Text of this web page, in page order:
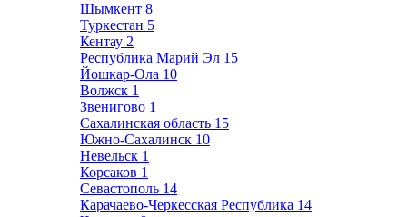
Шымкент 8
Туркестан 5
Кентау 2
Республика Марий Эл 15
Йошкар-Ола 10
Волжск 1
Звенигово 1
Сахалинская область 15
Южно-Сахалинск 10
Невельск 1
Корсаков 1
Севастополь 14
Карачаево-Черкесская Республика 14